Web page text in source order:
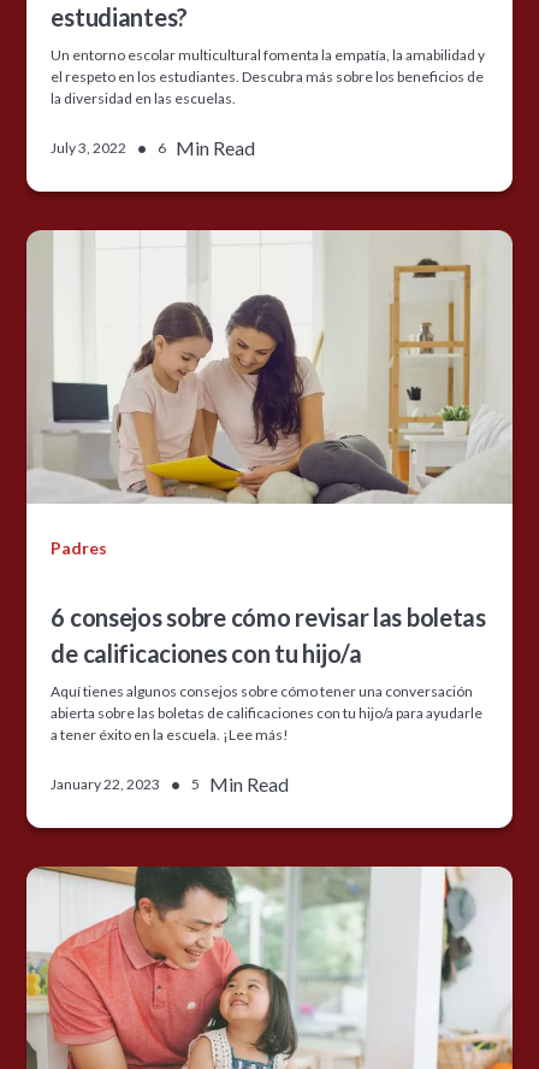
estudiantes?
Un entorno escolar multicultural fomenta la empatía, la amabilidad y
el respeto en los estudiantes. Descubra más sobre los beneficios de
la diversidad en las escuelas.
July 3, 2022 • 6 Min Read
Padres
6 consejos sobre cómo revisar las boletas
de calificaciones con tu hijo/a
Aquí tienes algunos consejos sobre cómo tener una conversación
abierta sobre las boletas de calificaciones con tu hijo/a para ayudarle
a tener éxito en la escuela. ¡Lee más!
January 22, 2023 • 5 Min Read